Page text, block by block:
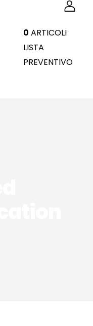
0 ARTICOLI
LISTA
PREVENTIVO